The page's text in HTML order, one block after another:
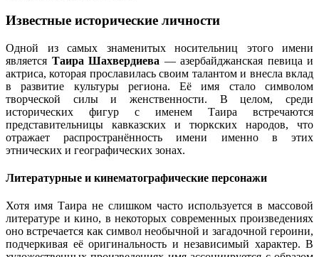
Известные исторические личности
Одной из самых знаменитых носительниц этого имени
является Таира Шахвердиева — азербайджанская певица и
актриса, которая прославилась своим талантом и внесла вклад
в развитие культуры региона. Её имя стало символом
творческой силы и женственности. В целом, среди
исторических фигур с именем Таира встречаются
представительницы кавказских и тюркских народов, что
отражает распространённость имени именно в этих
этнических и географических зонах.
Литературные и кинематографические персонажи
Хотя имя Таира не слишком часто используется в массовой
литературе и кино, в некоторых современных произведениях
оно встречается как символ необычной и загадочной героини,
подчеркивая её оригинальность и независимый характер. В